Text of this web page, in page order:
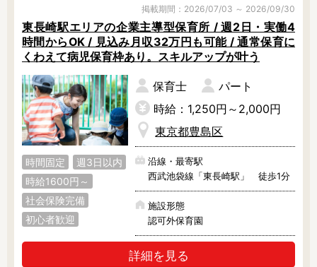
標としています。
そんな特色ある保育園ではあります
が、先生たちに特別な知識や経験を
求めることはありません。
音楽の好きな先生は音楽を、体操の
好きな先生は体操と、先生の得意分
野を教えることができるので、何か
得意なものがある先生にはぴったり
な環境と言えます。
まずは見学だけでも大歓迎！優しい
園長がゆっくりとご案内してくれま
すので、ぜひお気軽にご相談くださ
いね！
掲載期間：2026/07/03 ～ 2026/09/30
東長崎駅エリアの企業主導型保育所 / 週2日・実働4
時間からOK / 見込み月収32万円も可能 / 通常保育に
くわえて病児保育枠あり。スキルアップが叶う
時間固定
週3日以内
時給1600円～
社会保険完備
初心者歓迎
保育士
パート
時給：1,250円～2,000円
東京都豊島区
沿線・最寄駅
西武池袋線「東長崎駅」 徒歩1分
施設形態
認可外保育園
詳細を見る